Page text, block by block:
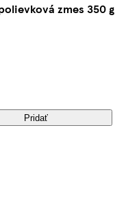
zmes 350 g
Pridať